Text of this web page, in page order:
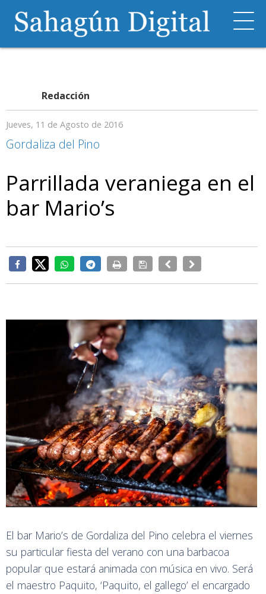
Redacción
Jueves, 11 de Agosto de 2016
Gordaliza del Pino
Parrillada veraniega en el
bar Mario’s
El bar Mario’s de Gordaliza del Pino celebra el viernes
su particular fiesta del verano con una barbacoa
popular que estará animada con música en vivo. Será
el maestro Paquito, ‘Paquito, el gallego’ el encargado